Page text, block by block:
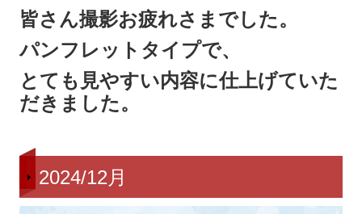
皆さん撮影お疲れさまでした。
パンフレットタイプで、
とても見やすい内容に仕上げていた
だきました。
2024/12月